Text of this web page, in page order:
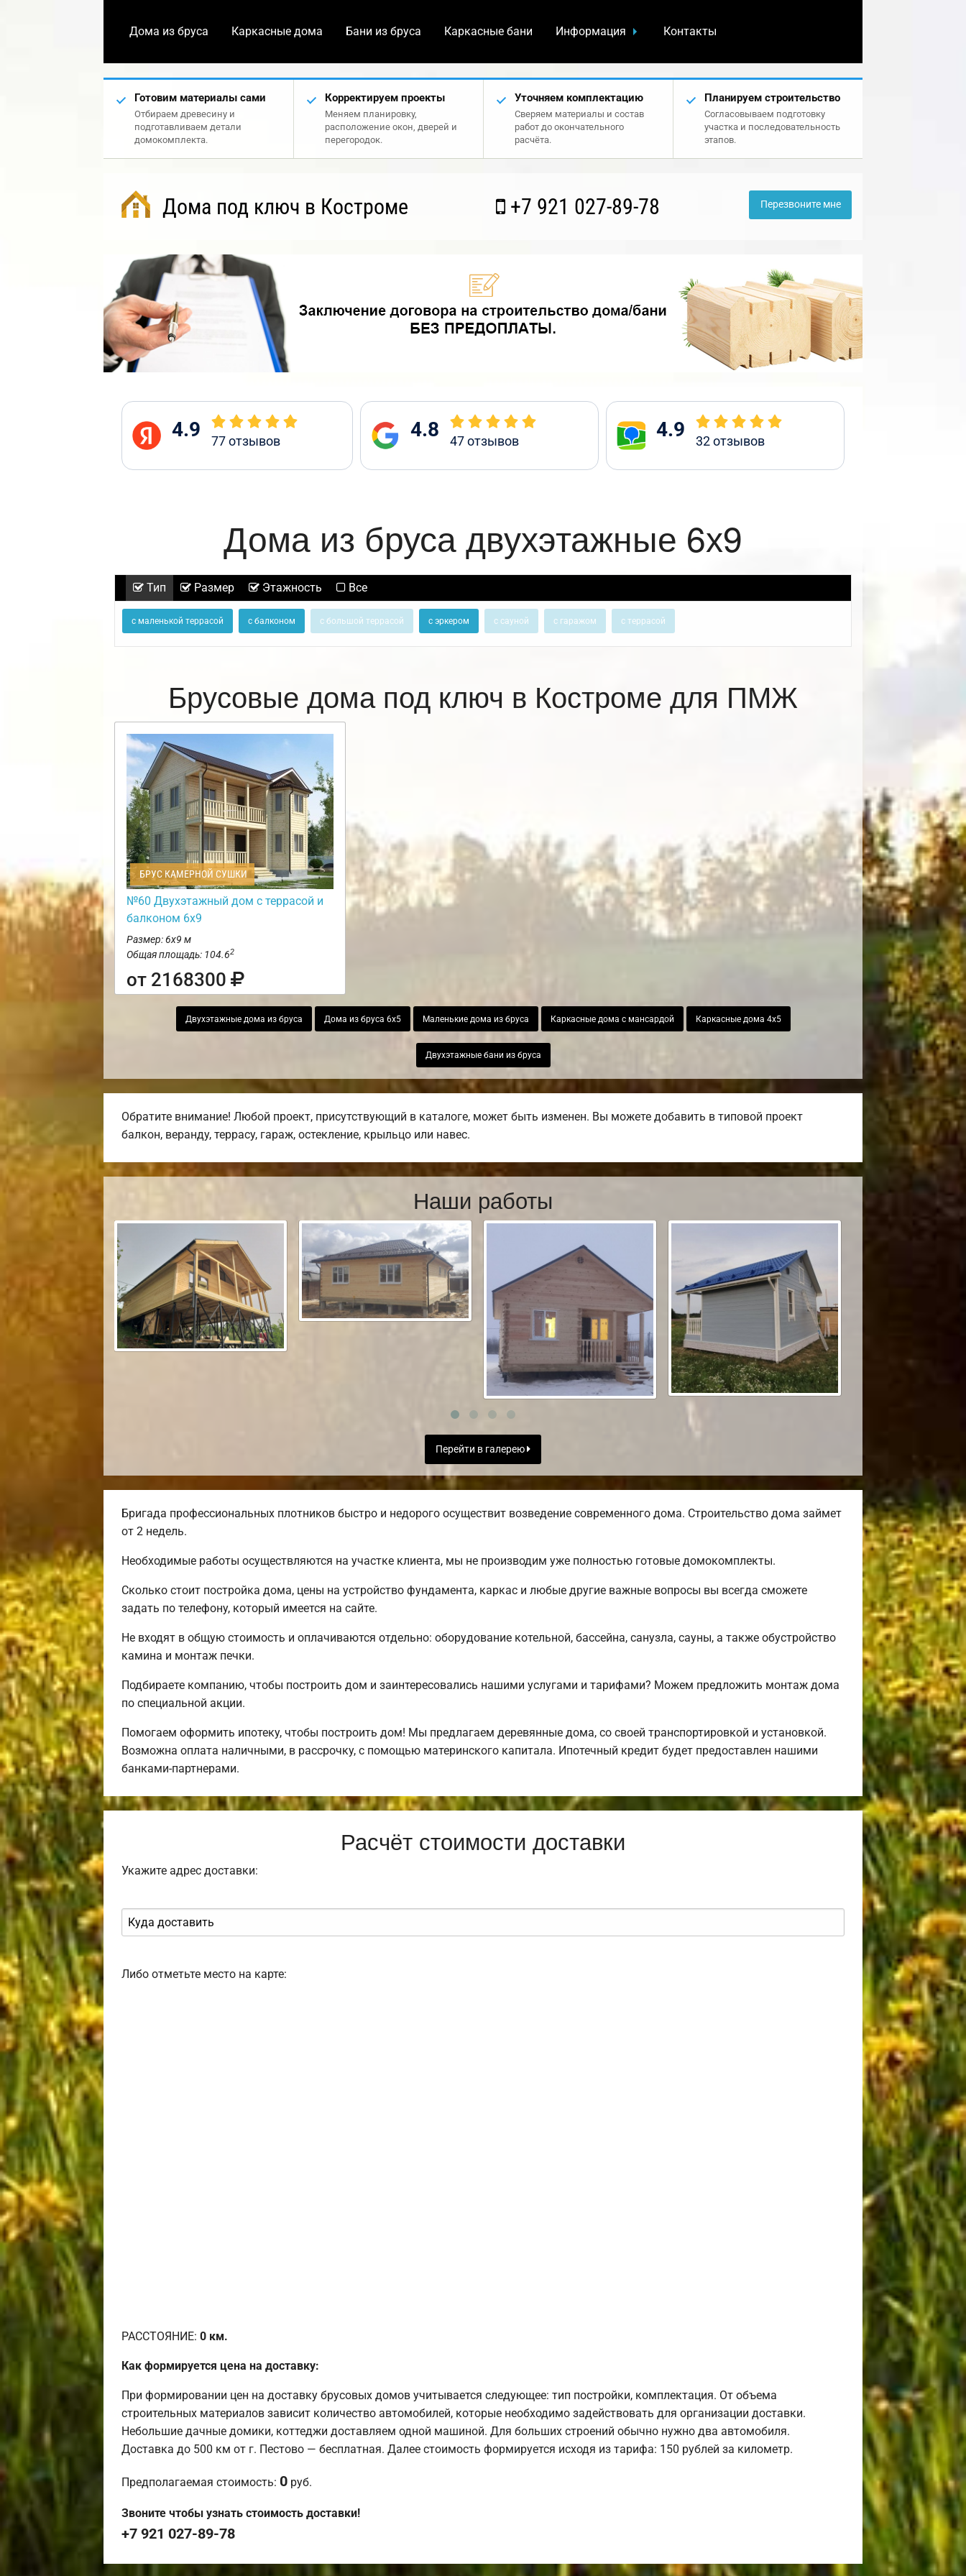
Дома из бруса Каркасные дома Бани из бруса Каркасные бани Информация Контакты
Готовим материалы сами
Отбираем древесину и
подготавливаем детали
домокомплекта.
Корректируем проекты
Меняем планировку,
расположение окон, дверей и
перегородок.
Уточняем комплектацию
Сверяем материалы и состав
работ до окончательного
расчёта.
Планируем строительство
Согласовываем подготовку
участка и последовательность
этапов.
Дома под ключ в Костроме +7 921 027-89-78 Перезвоните мне
4.9 77отзывов 4.8 47отзывов 4.9 32отзывов
Дома из бруса двухэтажные 6х9
Тип Размер Этажность Все
с маленькой террасой с балконом с большой террасой с эркером с сауной с гаражом с террасой
Брусовые дома под ключ в Костроме для ПМЖ
БРУС КАМЕРНОЙ СУШКИ
№60 Двухэтажный дом с террасой и
балконом 6х9
Размер: 6х9 м
Общая площадь: 104.62
от 2168300
Двухэтажные дома из бруса Дома из бруса 6х5 Маленькие дома из бруса Каркасные дома с мансардой Каркасные дома 4х5
Двухэтажные бани из бруса
Обратите внимание! Любой проект, присутствующий в каталоге, может быть изменен. Вы можете добавить в типовой проект
балкон, веранду, террасу, гараж, остекление, крыльцо или навес.
Наши работы
Перейти в галерею
Бригада профессиональных плотников быстро и недорого осуществит возведение современного дома. Строительство дома займет
от 2 недель.
Необходимые работы осуществляются на участке клиента, мы не производим уже полностью готовые домокомплекты.
Сколько стоит постройка дома, цены на устройство фундамента, каркас и любые другие важные вопросы вы всегда сможете
задать по телефону, который имеется на сайте.
Не входят в общую стоимость и оплачиваются отдельно: оборудование котельной, бассейна, санузла, сауны, а также обустройство
камина и монтаж печки.
Подбираете компанию, чтобы построить дом и заинтересовались нашими услугами и тарифами? Можем предложить монтаж дома
по специальной акции.
Помогаем оформить ипотеку, чтобы построить дом! Мы предлагаем деревянные дома, со своей транспортировкой и установкой.
Возможна оплата наличными, в рассрочку, с помощью материнского капитала. Ипотечный кредит будет предоставлен нашими
банками-партнерами.
Расчёт стоимости доставки
Укажите адрес доставки:
Либо отметьте место на карте:
РАССТОЯНИЕ: 0 км.
Как формируется цена на доставку:
При формировании цен на доставку брусовых домов учитывается следующее: тип постройки, комплектация. От объема
строительных материалов зависит количество автомобилей, которые необходимо задействовать для организации доставки.
Небольшие дачные домики, коттеджи доставляем одной машиной. Для больших строений обычно нужно два автомобиля.
Доставка до 500 км от г. Пестово — бесплатная. Далее стоимость формируется исходя из тарифа: 150 рублей за километр.
Предполагаемая стоимость: 0 руб.
Звоните чтобы узнать стоимость доставки!
+7 921 027-89-78